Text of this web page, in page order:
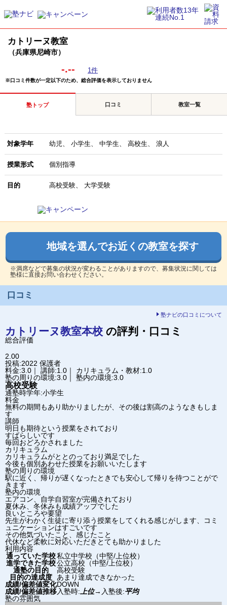
カトリーヌ教室
（兵庫県尼崎市）
-.-- 1件
※口コミ件数が一定以下のため、総合評価を表示しておりません
塾トップ 口コミ 教室一覧
対象学年 幼児 小学生 中学生 高校生 浪人
授業形式 個別指導
目的 高校受験 大学受験
地域を選んでお近くの教室を探す
※満席などで募集の状況が変わることがありますので、募集状況に関しては
塾様に直接お問い合わせください。
口コミ
塾ナビの口コミについて
カトリーヌ教室本校 の評判・口コミ
総合評価
2.00
投稿:2022 保護者
料金:3.0｜ 講師:1.0｜ カリキュラム・教材:1.0
塾の周りの環境:3.0｜ 塾内の環境:3.0
高校受験
通塾時学年:小学生
料金
無料の期間もあり助かりましたが、その後は割高のようなきもしま
す
講師
明日も期待という授業をされており
すばらしいです
毎回おどろかされました
カリキュラム
カリキュラムがととのっており満足でした
今後も個別あわせた授業をお願いいたします
塾の周りの環境
駅に近く、帰りが遅くなったときでも安心して帰りを待つことがで
きます
塾内の環境
エアコン、自学自習室が完備されており
夏休み、冬休みも成績アップでした
良いところや要望
先生がわかく生徒に寄り添う授業をしてくれる感じがします、コミ
ュニケーションはすごいです
その他気づいたこと、感じたこと
代休など柔軟に対応いただきとても助かりました
利用内容
通っていた学校私立中学校（中堅/上位校）
進学できた学校公立高校（中堅/上位校）
通塾の目的
高校受験
目的の達成度
あまり達成できなかった
成績/偏差値変化DOWN
成績/偏差値推移入塾時: 上位→ 入塾後:平均
塾の雰囲気